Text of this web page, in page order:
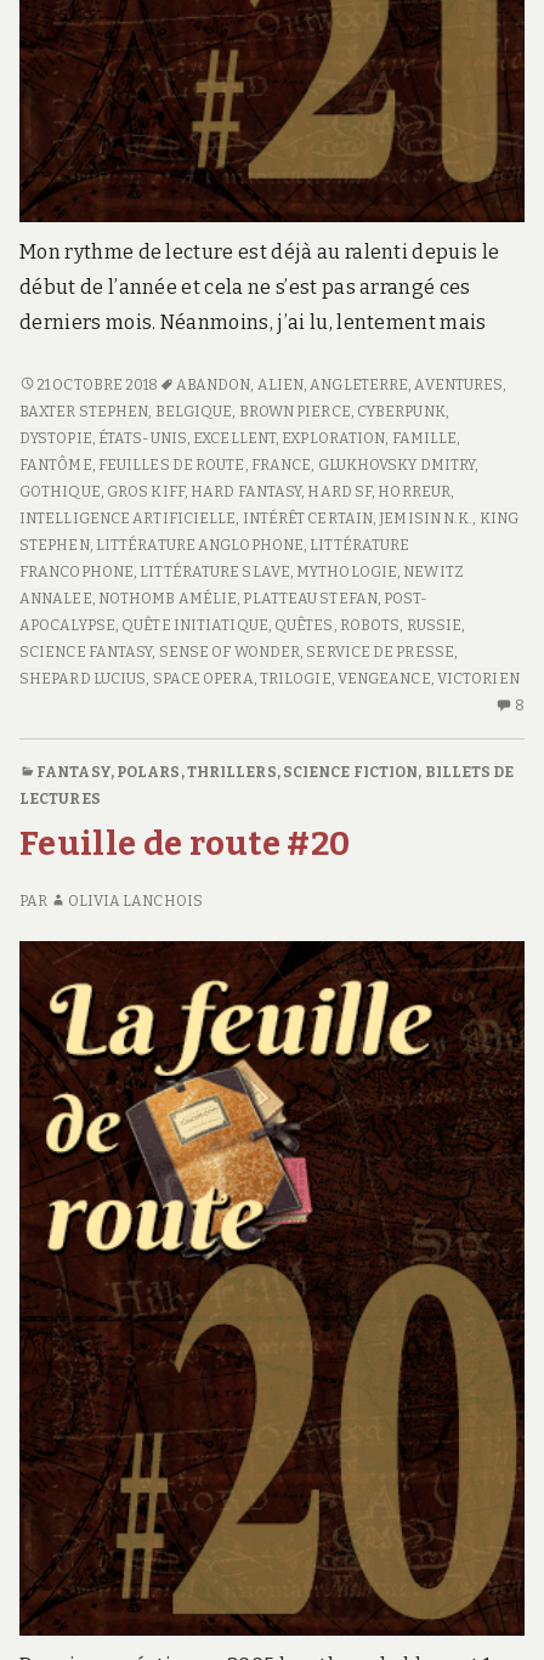
Mon rythme de lecture est déjà au ralenti depuis le
début de l’année et cela ne s’est pas arrangé ces
derniers mois. Néanmoins, j’ai lu, lentement mais
FEUILLE
DE
ROUTE
#21
21 OCTOBRE 2018 ABANDON, ALIEN,ANGLETERRE,AVENTURES,
BAXTER STEPHEN, BELGIQUE, BROWN PIERCE, CYBERPUNK,
DYSTOPIE, ÉTATS-UNIS, EXCELLENT, EXPLORATION, FAMILLE,
FANTÔME, FEUILLES DE ROUTE , FRANCE, GLUKHOVSKY DMITRY,
GOTHIQUE, GROS KIFF, HARD FANTASY, HARD SF, HORREUR,
INTELLIGENCE ARTIFICIELLE, INTÉRÊT CERTAIN, JEMISIN N.K., KING
STEPHEN, LITTÉRATURE ANGLOPHONE, LITTÉRATURE
FRANCOPHONE, LITTÉRATURE SLAVE, MYTHOLOGIE, NEWITZ
ANNALEE, NOTHOMB AMÉLIE, PLATTEAU STEFAN, POST-
APOCALYPSE, QUÊTE INITIATIQUE, QUÊTES , ROBOTS, RUSSIE,
SCIENCE FANTASY, SENSE OF WONDER, SERVICE DE PRESSE,
SHEPARD LUCIUS, SPACE OPERA, TRILOGIE, VENGEANCE, VICTORIEN
8
FANTASY, POLARS, THRILLERS, SCIENCE FICTION, BILLETS DE
LECTURES
Feuille de route #20
PAR OLIVIA LANCHOIS